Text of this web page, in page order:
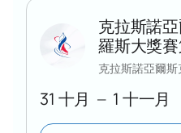
31 十月 — 1 十一月
克拉斯諾
羅斯大獎
克拉斯諾亞爾斯